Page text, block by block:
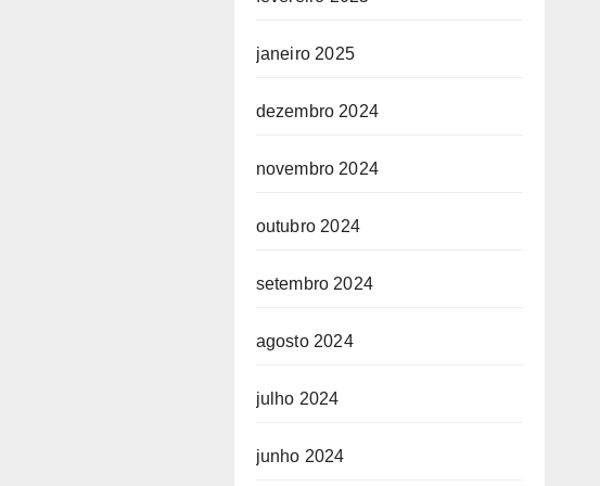
janeiro 2025
dezembro 2024
novembro 2024
outubro 2024
setembro 2024
agosto 2024
julho 2024
junho 2024